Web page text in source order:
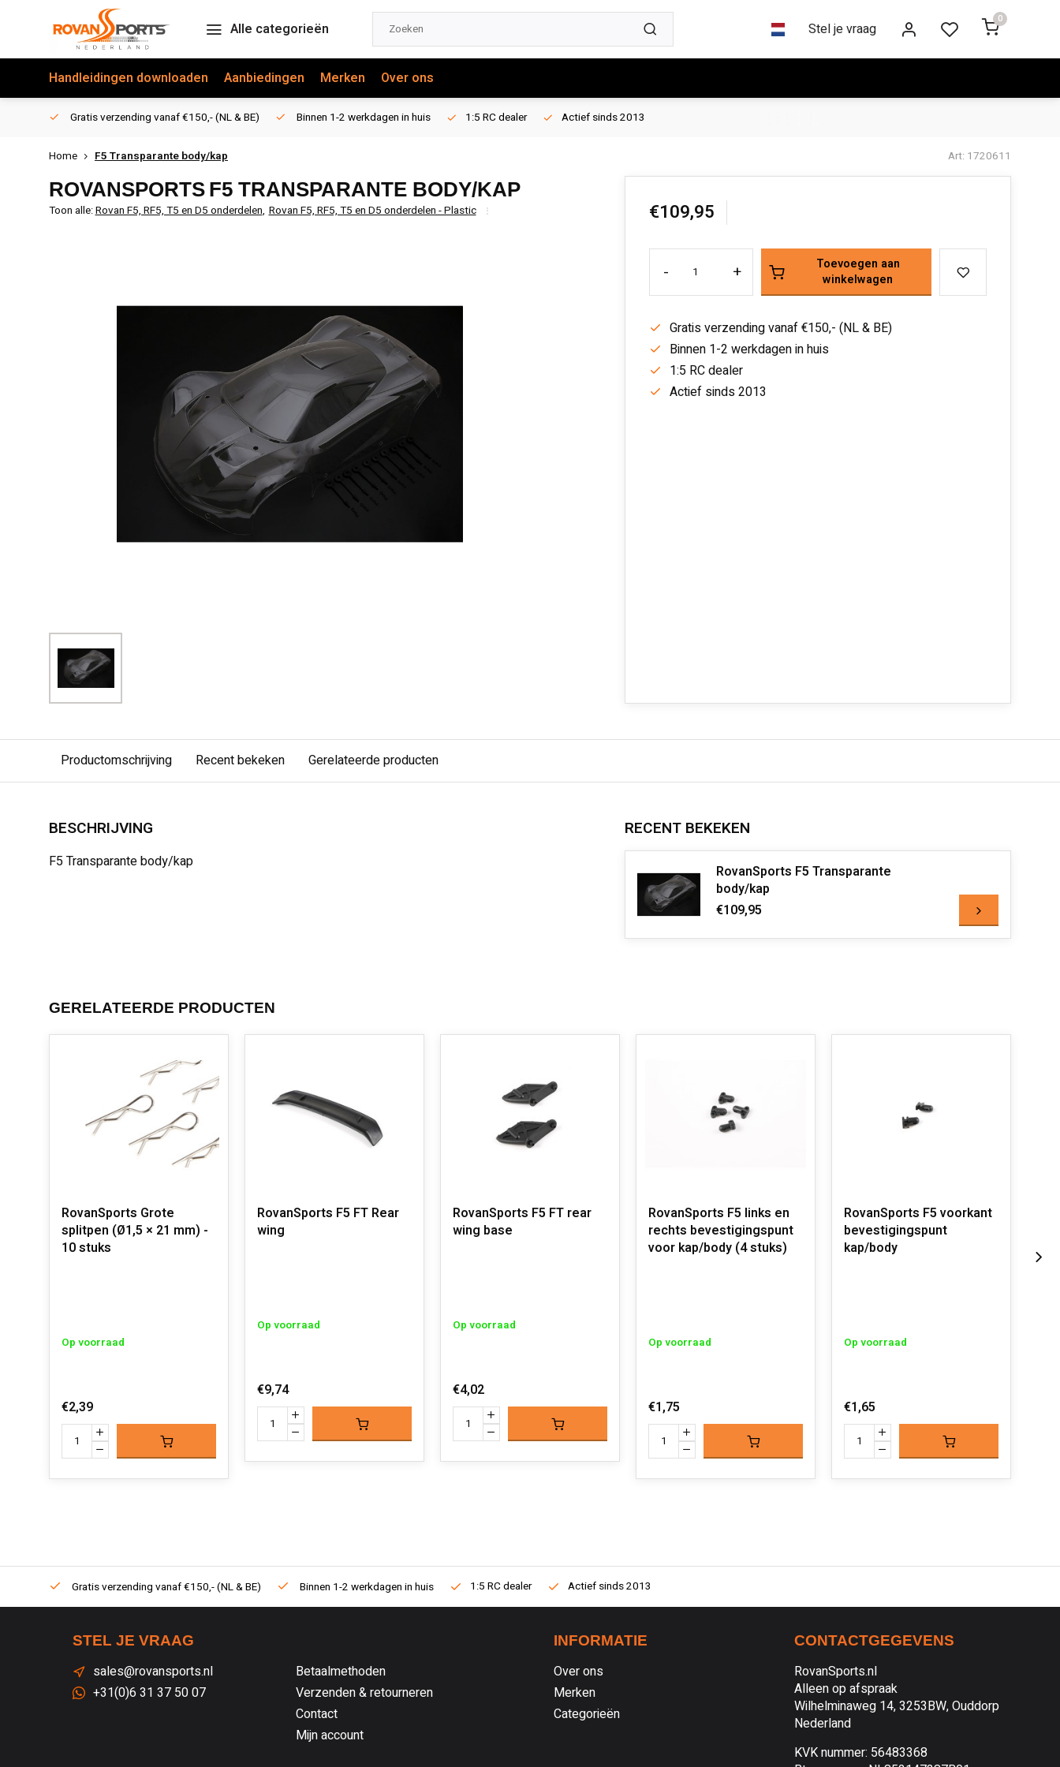
Alle categorieën Stel je vraag
0
Handleidingen downloaden Aanbiedingen Merken Over ons
Gratis verzending vanaf €150,- (NL & BE) Binnen 1-2 werkdagen in huis 1:5 RC dealer Actief sinds 2013
Home F5 Transparante body/kap Art: 1720611
ROVANSPORTS F5 TRANSPARANTE BODY/KAP
Toon alle:Rovan F5, RF5, T5 en D5 onderdelen, Rovan F5, RF5, T5 en D5 onderdelen - Plastic €109,95
- +
Toevoegen aan
winkelwagen
Gratis verzending vanaf €150,- (NL & BE)
Binnen 1-2 werkdagen in huis
1:5 RC dealer
Actief sinds 2013
Productomschrijving Recent bekeken Gerelateerde producten
BESCHRIJVING
F5 Transparante body/kap
RECENT BEKEKEN
RovanSports F5 Transparante
body/kap
€109,95
GERELATEERDE PRODUCTEN
RovanSports Grote
splitpen (Ø1,5 × 21 mm) -
10 stuks
Op voorraad
€2,39
RovanSports F5 FT Rear
wing
Op voorraad
€9,74
RovanSports F5 FT rear
wing base
Op voorraad
€4,02
RovanSports F5 links en
rechts bevestigingspunt
voor kap/body (4 stuks)
Op voorraad
€1,75
RovanSports F5 voorkant
bevestigingspunt
kap/body
Op voorraad
€1,65
Gratis verzending vanaf €150,- (NL & BE) Binnen 1-2 werkdagen in huis 1:5 RC dealer Actief sinds 2013
STEL JE VRAAG
sales@rovansports.nl
+31(0)6 31 37 50 07
Betaalmethoden
Verzenden & retourneren
Contact
Mijn account
INFORMATIE
Over ons
Merken
Categorieën
CONTACTGEGEVENS
RovanSports.nl
Alleen op afspraak
Wilhelminaweg 14, 3253BW, Ouddorp
Nederland
KVK nummer: 56483368